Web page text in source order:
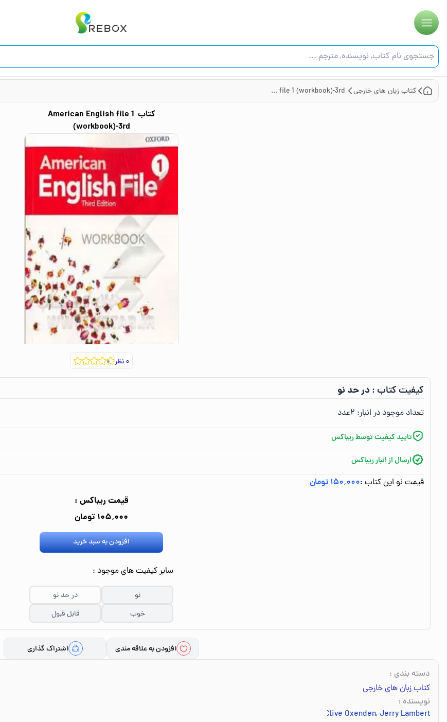
کتاب زبان های خارجی American English file 1 (workbook)-3rd
کتاب American English file 1
(workbook)-3rd
۰نظر
کیفیت کتاب :‌در حد نو
تعداد موجود در انبار:‌ ۲عدد
تایید کیفیت توسط ریباکس
ارسال از انبار ریباکس
قیمت نو این کتاب :۱۵۰٬۰۰۰ تومان
قیمت ریباکس :
۱۰۵٬۰۰۰ تومان
افزودن به سبد خرید
سایر کیفیت های موجود :
نو
در حد نو
خوب
قابل قبول
افزودن به علاقه مندی اشتراک گذاری
دسته بندی :
کتاب زبان های خارجی
نویسنده :
Jerry Lambert
,
Clive Oxenden